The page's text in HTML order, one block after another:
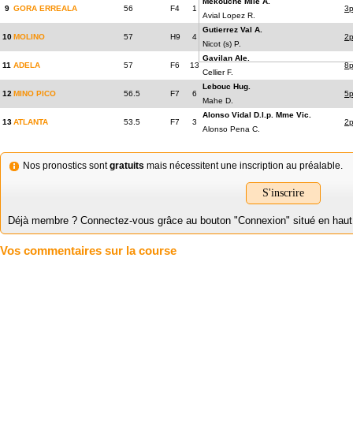
9 GORA ERREALA 56 F4 1
Avial Lopez R.
10 MOLINO 57 H9 4
Gutierrez Val A.
Nicot (s) P.
11 ADELA 57 F6 13
Gavilan Ale.
Cellier F.
12 MINO PICO 56.5 F7 6
Lebouc Hug.
Mahe D.
13 ATLANTA 53.5 F7 3
Alonso Vidal D.l.p. Mme Vic.
Alonso Pena C.
Nos pronostics sontgratuits mais nécessitent une inscription au préalable.
S'inscrire
Déjà membre ? Connectez-vous grâce au bouton "Connexion" situé en
Vos commentaires sur la course